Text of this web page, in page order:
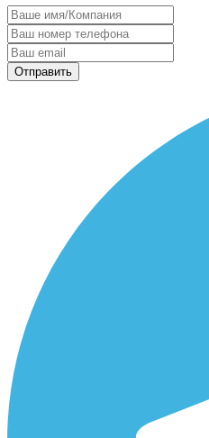
Отправить